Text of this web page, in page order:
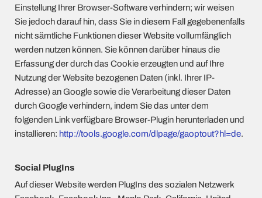
Einstellung Ihrer Browser-Software verhindern; wir weisen
Sie jedoch darauf hin, dass Sie in diesem Fall gegebenenfalls
nicht sämtliche Funktionen dieser Website vollumfänglich
werden nutzen können. Sie können darüber hinaus die
Erfassung der durch das Cookie erzeugten und auf Ihre
Nutzung der Website bezogenen Daten (inkl. Ihrer IP-
Adresse) an Google sowie die Verarbeitung dieser Daten
durch Google verhindern, indem Sie das unter dem
folgenden Link verfügbare Browser-Plugin herunterladen und
installieren: http://tools.google.com/dlpage/gaoptout?hl=de.
Social PlugIns
Auf dieser Website werden PlugIns des sozialen Netzwerk